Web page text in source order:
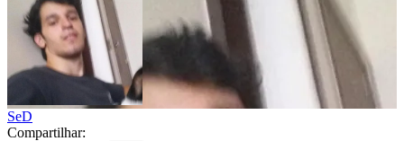
SeD
Compartilhar: